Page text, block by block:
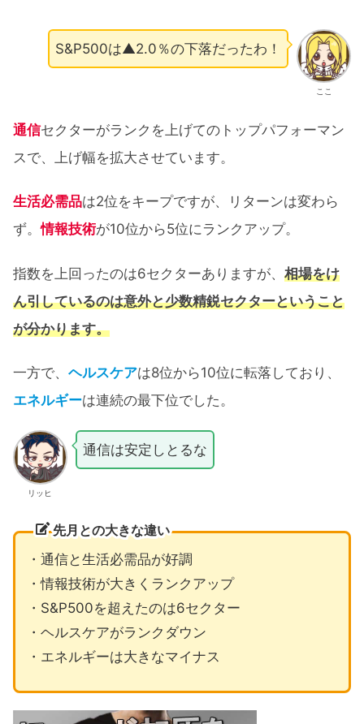
ここ
S&P500は▲2.0％の下落だったわ！
通信セクターがランクを上げてのトップパフォーマン
スで、上げ幅を拡大させています。
生活必需品は2位をキープですが、リターンは変わら
ず。情報技術が10位から5位にランクアップ。
指数を上回ったのは6セクターありますが、 相場をけ
ん引しているのは意外と少数精鋭セクターということ
が分かります。
一方で、 ヘルスケアは8位から10位に転落しており、
エネルギーは連続の最下位でした。
リッヒ
通信は安定しとるな
先月との大きな違い
・通信と生活必需品が好調
・情報技術が大きくランクアップ
・S&P500を超えたのは6セクター
・ヘルスケアがランクダウン
・エネルギーは大きなマイナス